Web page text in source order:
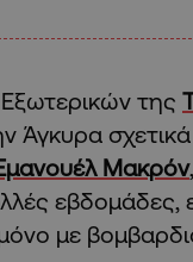
της
Άγκυρα
Μακρόν
εβδομάδες,
με